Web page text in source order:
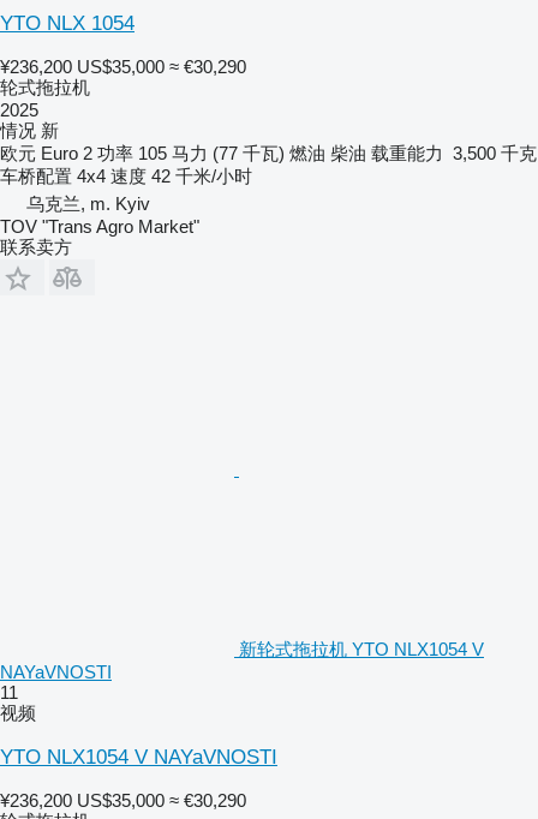
YTO NLX 1054
¥236,200 US$35,000 ≈ €30,290
轮式拖拉机
2025
情况 新
欧元 Euro 2 功率 105 马力 (77 千瓦) 燃油 柴油 载重能力 3,500 千克
车桥配置 4x4 速度 42 千米/小时
乌克兰, m. Kyiv
TOV "Trans Agro Market"
联系卖方
新轮式拖拉机 YTO NLX1054 V
NAYaVNOSTI
11
视频
YTO NLX1054 V NAYaVNOSTI
¥236,200 US$35,000 ≈ €30,290